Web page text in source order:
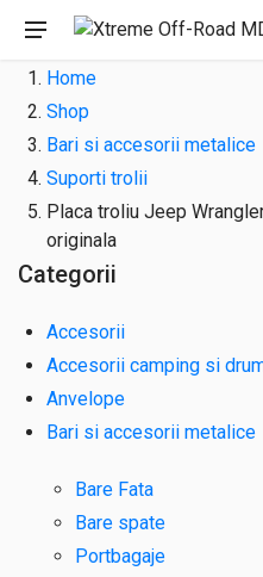
Home
Shop
Bari si accesorii metalice
Suporti trolii
Placa troliu Jeep
originala
Categorii
Accesorii
Accesorii camping si
Anvelope
Bari si accesorii metalice
Bare Fata
Bare spate
Portbagaje